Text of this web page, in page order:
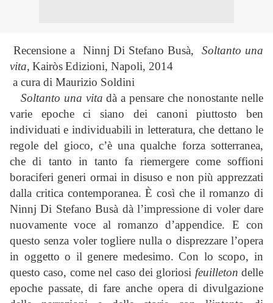
Recensione a Ninnj Di Stefano Busà,
Soltanto una
vita, KairòsEdizioni, Napoli, 2014
a cura di Maurizio Soldini
Soltanto una vita dà a pensare che nonostante nelle
varie epoche ci siano dei canoni piuttosto ben
individuati e individuabili in letteratura, che dettano le
regole del gioco, c’è una qualche forza sotterranea,
che di tanto in tanto fa riemergere come soffioni
boraciferi generi ormai in disuso e non più apprezzati
dalla critica contemporanea. È così che il romanzo di
Ninnj Di Stefano Busà dà l’impressione di voler dare
nuovamente voce al romanzo d’appendice. E con
questo senza voler togliere nulla o disprezzare l’opera
in oggetto o il genere medesimo. Con lo scopo, in
questo caso, come nel caso dei gloriosi feuilleton delle
epoche passate, di fare anche opera di divulgazione